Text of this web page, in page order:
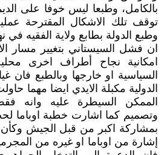
بالكامل، وطبعا ليس خوفا على
توقف تلك الاشكال المقترحة
وطبع الدولة بطابع ولاية الفقيه في
ان فشل السيستاني بتغيير مسار
امكانية نجاح أطراف اخرى
السياسية او خارجها وبالطبع فان
الدولية مكبلة الايدي ايضا مهما
الممكن السيطرة عليه وانه
وتصميم كما اشارت خطبة اوباما
بمشاركة اكبر من قبل الجيش
إشارة من اوباما او غيره من